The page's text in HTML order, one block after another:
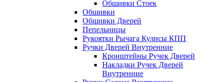
Обшивки Стоек
Обшивки
Обшивки Дверей
Пепельницы
Рукоятки Рычага Кулисы КПП
Ручки Дверей Внутренние
Кронштейны Ручек Дверей
Накладки Ручек Дверей
Внутренние